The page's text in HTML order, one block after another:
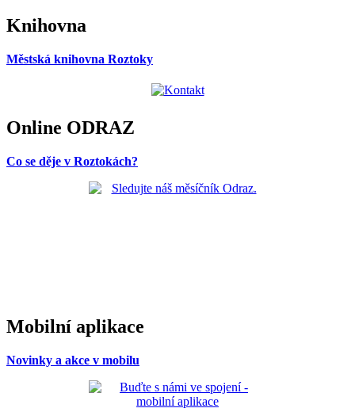
Knihovna
Městská knihovna Roztoky
Online ODRAZ
Co se děje v Roztokách?
Mobilní aplikace
Novinky a akce v mobilu